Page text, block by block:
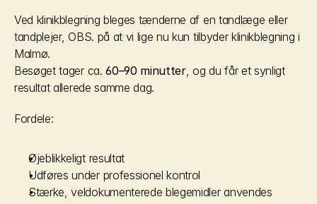
Ved klinikblegning bleges tænderne af en tandlæge eller
tandplejer, OBS. på at vi lige nu kun tilbyder klinikblegning i
Malmø.
Besøget tager ca. 60–90 minutter, og du får et synligt
resultat allerede samme dag.
Fordele:
Øjeblikkeligt resultat
Udføres under professionel kontrol
Stærke, veldokumenterede blegemidler anvendes